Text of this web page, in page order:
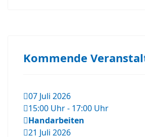
Kommende
07 Juli 2026
15:00 Uhr- 17:00 Uhr
Handarbeiten
21 Juli 2026